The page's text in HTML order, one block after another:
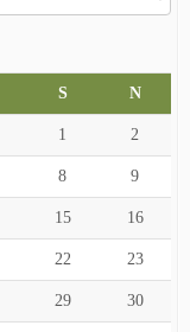
S N
1 2
8 9
15 16
22 23
29 30